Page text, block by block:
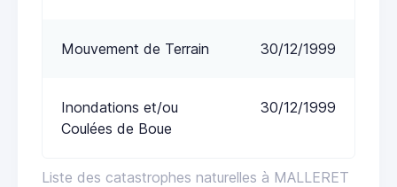
Liste des catastrophes naturelles à MALLERET
Mouvement de Terrain 30/12/1999
Inondations et/ou
Coulées de Boue
30/12/1999